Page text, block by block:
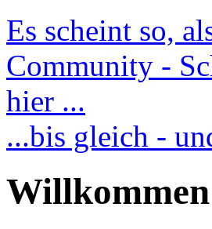
Es scheint so,
Community -
hier ...
...bis gleich -